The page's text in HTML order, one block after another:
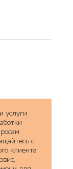
услуги
с
клиента